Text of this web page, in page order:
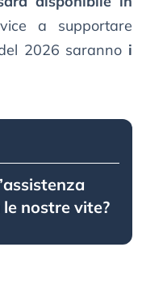
a supportare
2026 saranno i
nostre vite?